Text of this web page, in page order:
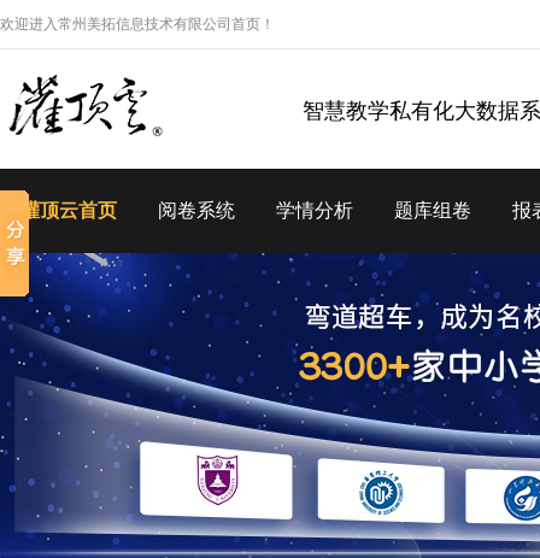
欢迎进入常州美拓信息技术有限公司首页！
智慧教学私有化大数据
灌顶云首页 阅卷系统 学情分析 题库组卷 报